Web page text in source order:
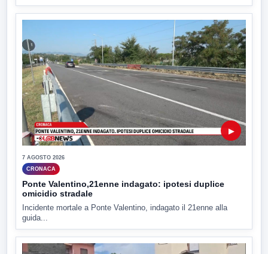
▶
7 AGOSTO 2026
CRONACA
Ponte Valentino,21enne indagato: ipotesi duplice
omicidio stradale
Incidente mortale a Ponte Valentino, indagato il 21enne alla
guida...